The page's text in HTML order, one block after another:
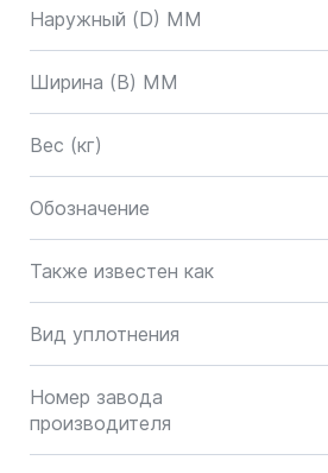
Наружный (D) ММ
Ширина (B) MM
Вес (кг)
Обозначение
Также известен как
Вид уплотнения
Номер завода
производителя